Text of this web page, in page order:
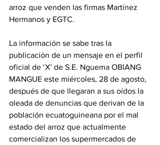
arroz que venden las firmas Martínez
Hermanos y EGTC.
La información se sabe tras la
publicación de un mensaje en el perfil
oficial de ‘X’ de S.E. Nguema OBIANG
MANGUE este miércoles, 28 de agosto,
después de que llegaran a sus oídos la
oleada de denuncias que derivan de la
población ecuatoguineana por el mal
estado del arroz que actualmente
comercializan los supermercados de